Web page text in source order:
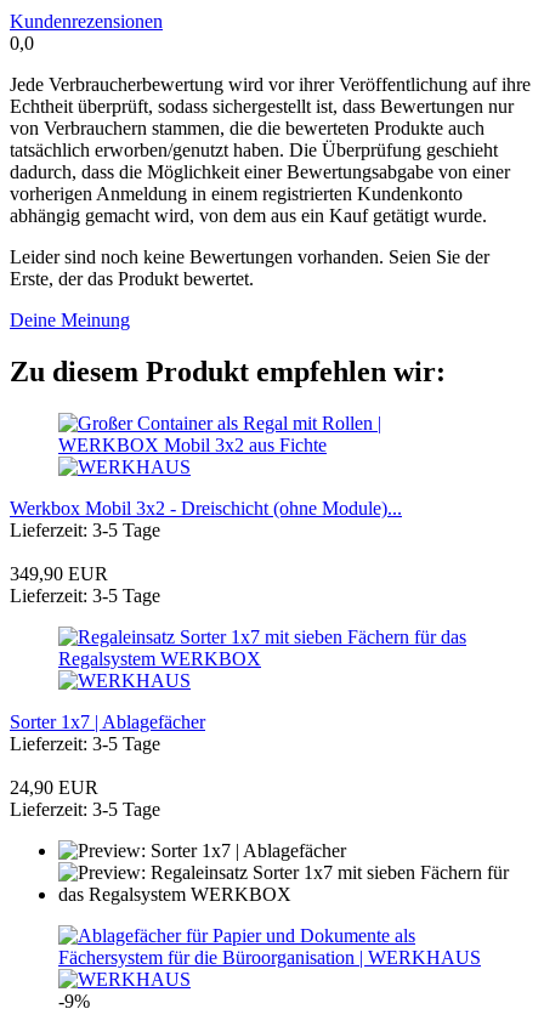
Kundenrezensionen
0,0
Jede Verbraucherbewertung wird vor ihrer Veröffentlichung auf ihre
Echtheit überprüft, sodass sichergestellt ist, dass Bewertungen nur
von Verbrauchern stammen, die die bewerteten Produkte auch
tatsächlich erworben/genutzt haben. Die Überprüfung geschieht
dadurch, dass die Möglichkeit einer Bewertungsabgabe von einer
vorherigen Anmeldung in einem registrierten Kundenkonto
abhängig gemacht wird, von dem aus ein Kauf getätigt wurde.
Leider sind noch keine Bewertungen vorhanden. Seien Sie der
Erste, der das Produkt bewertet.
Deine Meinung
Zu diesem Produkt empfehlen wir:
Werkbox Mobil 3x2 - Dreischicht (ohne Module)...
Lieferzeit: 3-5 Tage
349,90 EUR
Lieferzeit: 3-5 Tage
Sorter 1x7 | Ablagefächer
Lieferzeit: 3-5 Tage
24,90 EUR
Lieferzeit: 3-5 Tage
-9%